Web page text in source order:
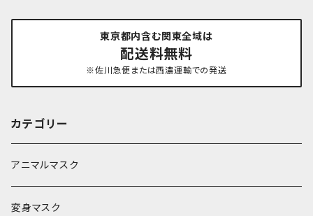
東京都内含む関東全域は
配送料無料
※佐川急便または西濃運輸での発送
カテゴリー
アニマルマスク
変身マスク